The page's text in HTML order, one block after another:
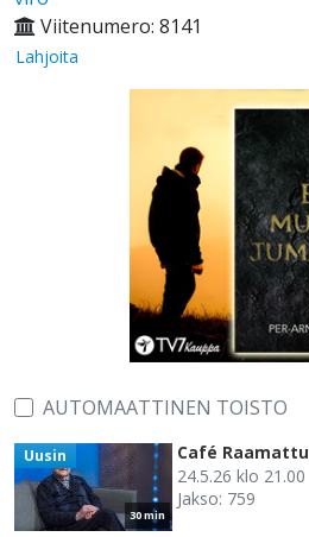
Viitenumero: 8141
Lahjoita
AUTOMAATTINEN TOISTO
30 min
Uusin Café Raamattu
24.5.26 klo 21.00
Jakso: 759